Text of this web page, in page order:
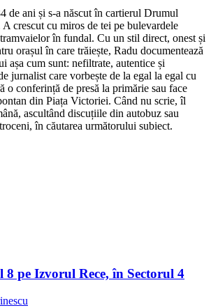
de ani și s-a născut în cartierul Drumul
crescut cu miros de tei pe bulevardele
în fundal. Cu un stil direct, onest și
orașul în care trăiește, Radu documentează
așa cum sunt: nefiltrate, autentice și
jurnalist care vorbește de la egal la egal cu
o conferință de presă la primărie sau face
din Piața Victoriei. Când nu scrie, îl
ascultând discuțiile din autobuz sau
în căutarea următorului subiect.
pe Izvorul Rece, în Sectorul 4